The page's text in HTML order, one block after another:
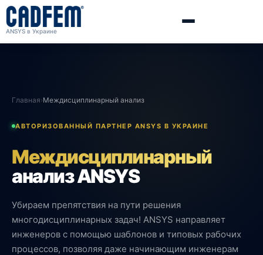
ANSYS в Украине
Главная›Междисциплинарный анализ
АВТОРИЗОВАННЫЙ ПАРТНЕР ANSYS В УКРАИНЕ
Междисциплинарный
анализ ANSYS
Убираем препятствия на пути решения
многодисциплинарных задач! ANSYS направляет
инженеров с помощью шаблонов и типовых рабочих
процессов, позволяя даже начинающим инженерам